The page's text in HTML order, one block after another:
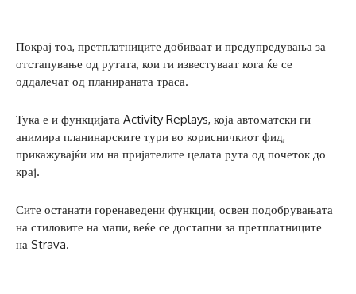
Покрај тоа, претплатниците добиваат и предупредувања за
отстапување од рутата, кои ги известуваат кога ќе се
оддалечат од планираната траса.
Тука е и функцијата Activity Replays, која автоматски ги
анимира планинарските тури во корисничкиот фид,
прикажувајќи им на пријателите целата рута од почеток до
крај.
Сите останати горенаведени функции, освен подобрувањата
на стиловите на мапи, веќе се достапни за претплатниците
на Strava.